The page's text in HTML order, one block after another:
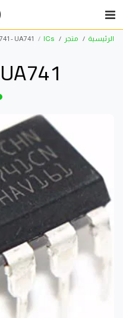
الرئيسية متجر ICs
- UA741